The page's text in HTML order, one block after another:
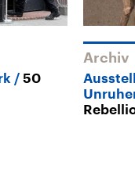
50
Archiv